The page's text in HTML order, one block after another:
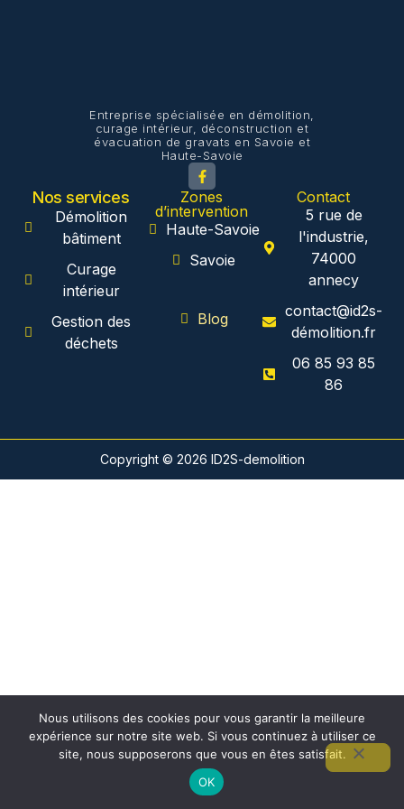
Entreprise spécialisée en démolition,
curage intérieur, déconstruction et
évacuation de gravats en Savoie et
Haute-Savoie
Nos services
Démolition
bâtiment
Curage
intérieur
Gestion des
déchets
Zones
d’intervention
Haute-Savoie
Savoie
Blog
Contact
5 rue de
l'industrie,
74000
annecy
contact@id2s-
démolition.fr
06 85 93 85
86
Copyright © 2026 ID2S-demolition
Nous utilisons des cookies pour vous garantir la meilleure
expérience sur notre site web. Si vous continuez à utiliser ce
site, nous supposerons que vous en êtes satisfait.
OK